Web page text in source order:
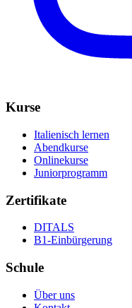
Kurse
Italienisch lernen
Abendkurse
Onlinekurse
Juniorprogramm
Zertifikate
DITALS
B1-Einbürgerung
Schule
Über uns